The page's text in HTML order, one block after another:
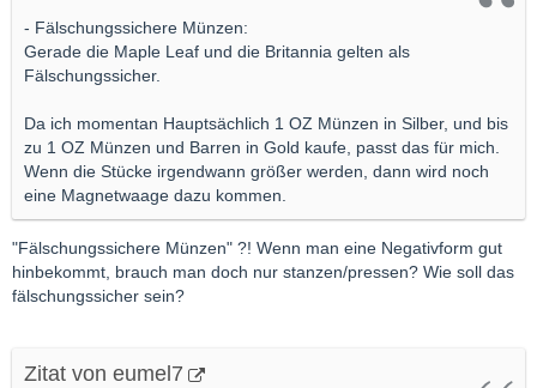
- Fälschungssichere Münzen:
Gerade die Maple Leaf und die Britannia gelten als
Fälschungssicher.
Da ich momentan Hauptsächlich 1 OZ Münzen in Silber, und bis
zu 1 OZ Münzen und Barren in Gold kaufe, passt das für mich.
Wenn die Stücke irgendwann größer werden, dann wird noch
eine Magnetwaage dazu kommen.
"Fälschungssichere Münzen" ?! Wenn man eine Negativform gut
hinbekommt, brauch man doch nur stanzen/pressen? Wie soll das
fälschungssicher sein?
Zitat von eumel7